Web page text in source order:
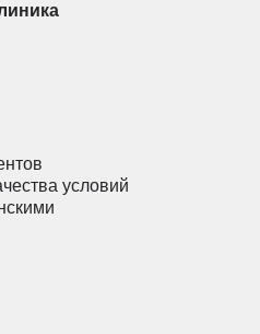
условий